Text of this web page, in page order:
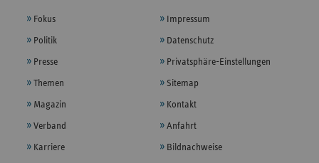
Fokus
Politik
Presse
Themen
Magazin
Verband
Karriere
Impressum
Datenschutz
Privatsphäre-Einstellungen
Sitemap
Kontakt
Anfahrt
Bildnachweise